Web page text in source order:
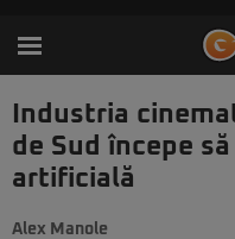
Industria
de Sud începe
artificială
Alex Manole